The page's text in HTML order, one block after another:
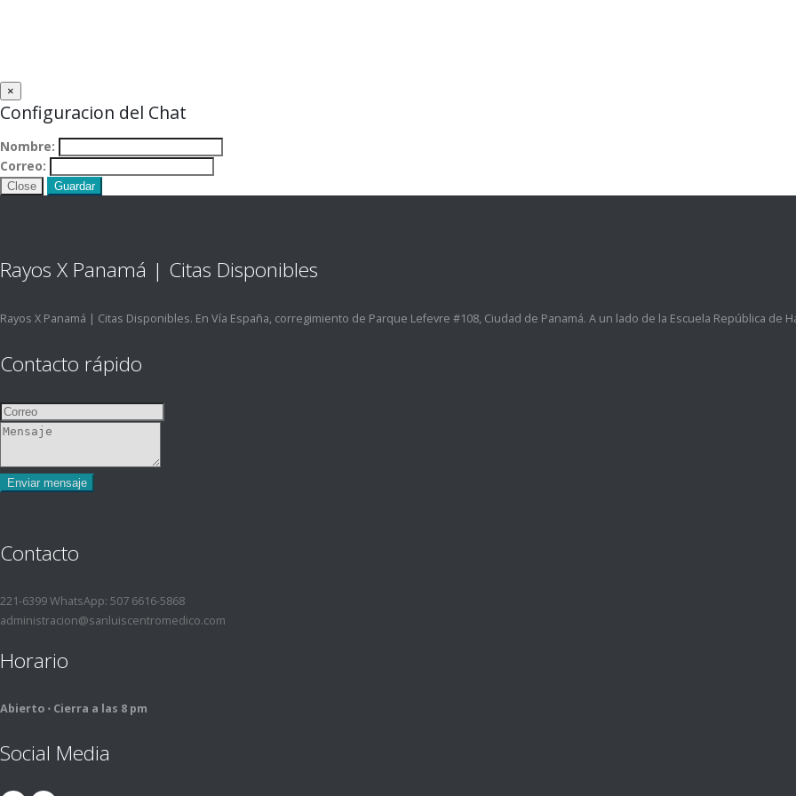
×
Configuracion del Chat
Nombre:
Correo:
Close Guardar
Rayos X Panamá | Citas Disponibles
Rayos X Panamá | Citas Disponibles. En Vía España, corregimiento de Parque Lefevre #108, Ciudad de Panamá. A un lado de la Escuela República de
Contacto rápido
Contacto
221-6399 WhatsApp: 507 6616-5868
administracion@sanluiscentromedico.com
Horario
Abierto ⋅ Cierra a las 8 pm
Social Media